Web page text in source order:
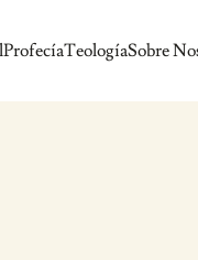
ProfecíaTeologíaSobre